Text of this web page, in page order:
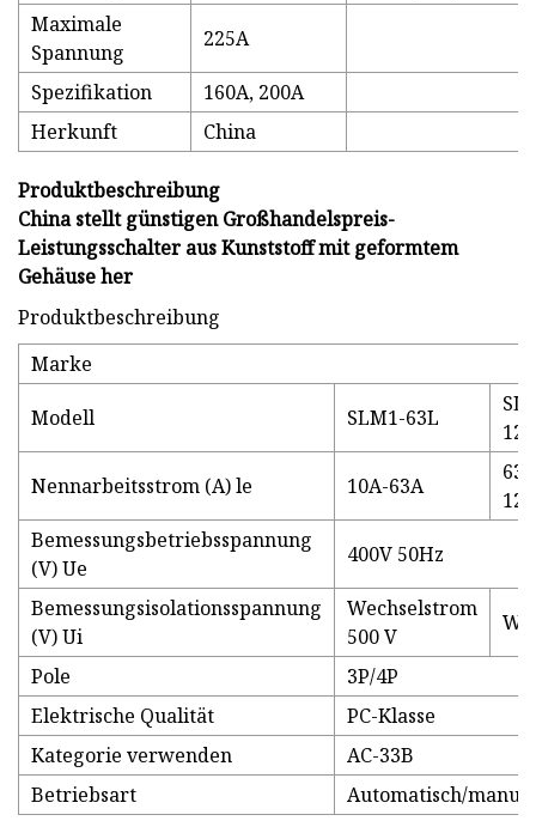
Maximale
Spannung
225A
Spezifikation
160A, 200A
Herkunft
China
Produktbeschreibung
China stellt günstigen Großhandelspreis-
Leistungsschalter aus Kunststoff mit geformtem
Gehäuse her
Produktbeschreibung
Marke
Modell SLM1-63L
Nennarbeitsstrom (A) le 10A-63A
Bemessungsbetriebsspannung
(V) Ue
400V 50Hz
Bemessungsisolationsspannung
(V) Ui
Wechselstrom
500 V
Pole
3P/4P
Elektrische Qualität
PC-Klasse
Kategorie verwenden
AC-33B
Betriebsart
Automatisch/